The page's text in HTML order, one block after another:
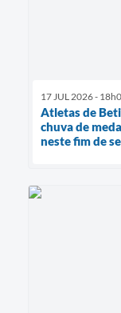
17 JUL 2026 -
Atletas de
chuva de
neste fim de